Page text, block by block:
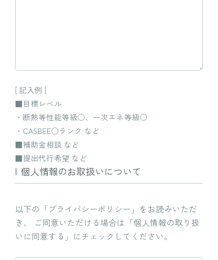
[ 記入例 ]
■目標レベル
・断熱等性能等級○、一次エネ等級○
・CASBEE○ランク など
■補助金相談 など
■提出代行希望 など
個人情報のお取扱いについて
以下の「プライバシーポリシー」をお読みいただ
き、
ご同意いただける場合は「個人情報の取り扱
いに同意する」にチェックしてください。